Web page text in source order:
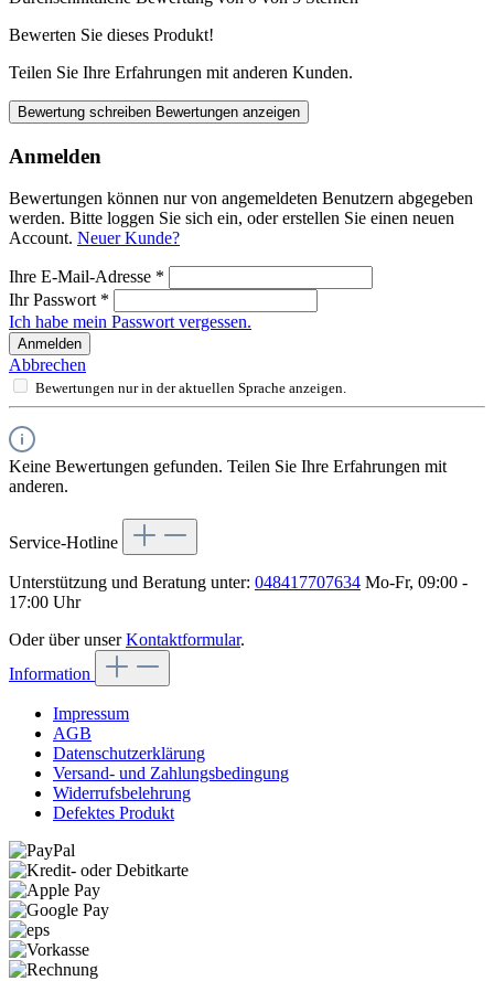
Bewerten Sie dieses Produkt!
Teilen Sie Ihre Erfahrungen mit anderen Kunden.
Bewertung schreiben Bewertungen anzeigen
Anmelden
Bewertungen können nur von angemeldeten Benutzern abgegeben
werden. Bitte loggen Sie sich ein, oder erstellen Sie einen neuen
Account. Neuer Kunde?
Ihre E-Mail-Adresse *
Ihr Passwort *
Ich habe mein Passwort vergessen.
Anmelden
Abbrechen
Bewertungen nur in der aktuellen Sprache anzeigen.
Keine Bewertungen gefunden. Teilen Sie Ihre Erfahrungen mit
anderen.
Service-Hotline
Unterstützung und Beratung unter: 048417707634 Mo-Fr, 09:00 -
17:00 Uhr
Oder über unserKontaktformular.
Information
Impressum
AGB
Datenschutzerklärung
Versand- und Zahlungsbedingung
Widerrufsbelehrung
Defektes Produkt